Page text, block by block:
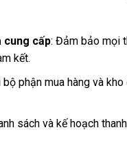
cung cấp: Đảm bảo mọi
kết.
phận mua hàng và
sách và kế hoạch